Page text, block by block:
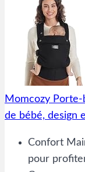
Momcozy
de bébé, design
Confort
pour